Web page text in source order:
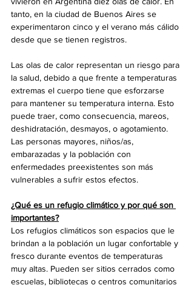
tanto, en la ciudad de Buenos Aires se
experimentaron cinco y el verano más cálido
desde que se tienen registros.
Las olas de calor representan un riesgo para
la salud, debido a que frente a temperaturas
extremas el cuerpo tiene que esforzarse
para mantener su temperatura interna. Esto
puede traer, como consecuencia, mareos,
deshidratación, desmayos, o agotamiento.
Las personas mayores, niños/as,
embarazadas y la población con
enfermedades preexistentes son más
vulnerables a sufrir estos efectos.
¿Qué es un refugio climático y por qué son
importantes?
Los refugios climáticos son espacios que le
brindan a la población un lugar confortable y
fresco durante eventos de temperaturas
muy altas. Pueden ser sitios cerrados como
escuelas, bibliotecas o centros comunitarios